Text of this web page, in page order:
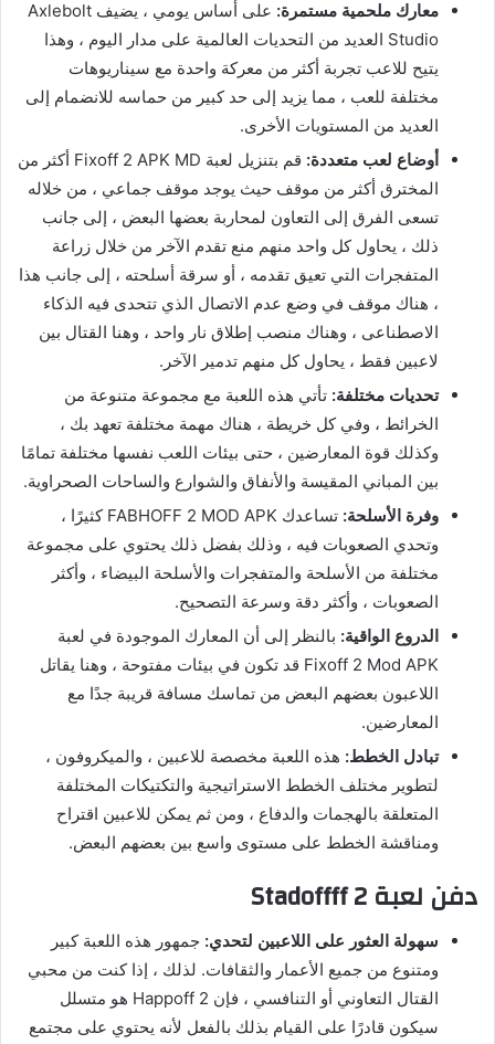
معارك ملحمية مستمرة:
على أساس يومي ، يضيف Axlebolt
Studio العديد من التحديات العالمية على مدار اليوم ، وهذا
يتيح للاعب تجربة أكثر من معركة واحدة مع سيناريوهات
مختلفة للعب ، مما يزيد إلى حد كبير من حماسه للانضمام إلى
العديد من المستويات الأخرى.
أوضاع لعب متعددة:
قم بتنزيل لعبة Fixoff 2 APK MD أكثر من
المخترق أكثر من موقف حيث يوجد موقف جماعي ، من خلاله
تسعى الفرق إلى التعاون لمحاربة بعضها البعض ، إلى جانب
ذلك ، يحاول كل واحد منهم منع تقدم الآخر من خلال زراعة
المتفجرات التي تعيق تقدمه ، أو سرقة أسلحته ، إلى جانب هذا
، هناك موقف في وضع عدم الاتصال الذي تتحدى فيه الذكاء
الاصطناعى ، وهناك منصب إطلاق نار واحد ، وهنا القتال بين
لاعبين فقط ، يحاول كل منهم تدمير الآخر.
تحديات مختلفة: تأتي هذه اللعبة مع مجموعة متنوعة من
الخرائط ، وفي كل خريطة ، هناك مهمة مختلفة تعهد بك ،
وكذلك قوة المعارضين ، حتى بيئات اللعب نفسها مختلفة تمامًا
بين المباني المقيسة والأنفاق والشوارع والساحات الصحراوية.
وفرة الأسلحة:
تساعدك FABHOFF 2 MOD APK كثيرًا ،
وتحدي الصعوبات فيه ، وذلك بفضل ذلك يحتوي على مجموعة
مختلفة من الأسلحة والمتفجرات والأسلحة البيضاء ، وأكثر
الصعوبات ، وأكثر دقة وسرعة التصحيح.
الدروع الواقية: بالنظر إلى أن المعارك الموجودة في لعبة
Fixoff 2 Mod APK قد تكون في بيئات مفتوحة ، وهنا يقاتل
اللاعبون بعضهم البعض من تماسك مسافة قريبة جدًا مع
المعارضين.
تبادل الخطط: هذه اللعبة مخصصة للاعبين ، والميكروفون ،
لتطوير مختلف الخطط الاستراتيجية والتكتيكات المختلفة
المتعلقة بالهجمات والدفاع ، ومن ثم يمكن للاعبين اقتراح
ومناقشة الخطط على مستوى واسع بين بعضهم البعض.
دفن لعبة Stadoffff 2
سهولة العثور على اللاعبين لتحدي: جمهور هذه اللعبة كبير
ومتنوع من جميع الأعمار والثقافات. لذلك ، إذا كنت من محبي
القتال التعاوني أو التنافسي ، فإن Happoff 2 هو متسلل
سيكون قادرًا على القيام بذلك بالفعل لأنه يحتوي على مجتمع